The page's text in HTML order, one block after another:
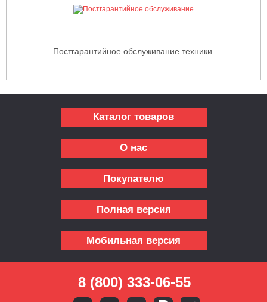
Постгарантийное обслуживание техники.
Каталог товаров
О нас
Покупателю
Полная версия
Мобильная версия
8 (800) 333-06-55